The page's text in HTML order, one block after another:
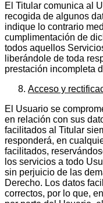
El Titular comunica al
recogida de algunos
indique lo contrario
cumplimentación de
todos aquellos
liberándole de toda
prestación incompleta
Acceso y
El Usuario se
en relación con sus
facilitados al Titular
responderá, en
facilitados,
los servicios a todo
sin perjuicio de las
Derecho. Los datos
correctos, por lo que,